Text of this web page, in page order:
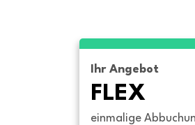
Ihr Angebot
FLEX
einmalige